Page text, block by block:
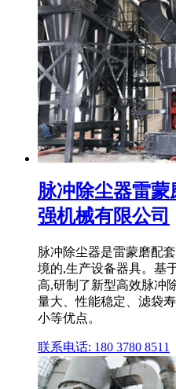
脉冲除尘器雷
强机械有限公司
脉冲除尘器是雷蒙磨配
境的,生产设备器具。基
高,研制了新型高效脉冲
量大、性能稳定、滤袋
小等优点。
联系电话: 180 3780 8511